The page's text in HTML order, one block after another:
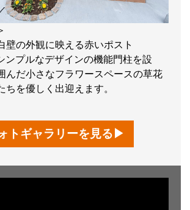
壁の外観に映える赤いポスト
ンプルなデザインの機能門柱を設
んだ小さなフラワースペースの草花
ちを優しく出迎えます。
トギャラリーを見る▶